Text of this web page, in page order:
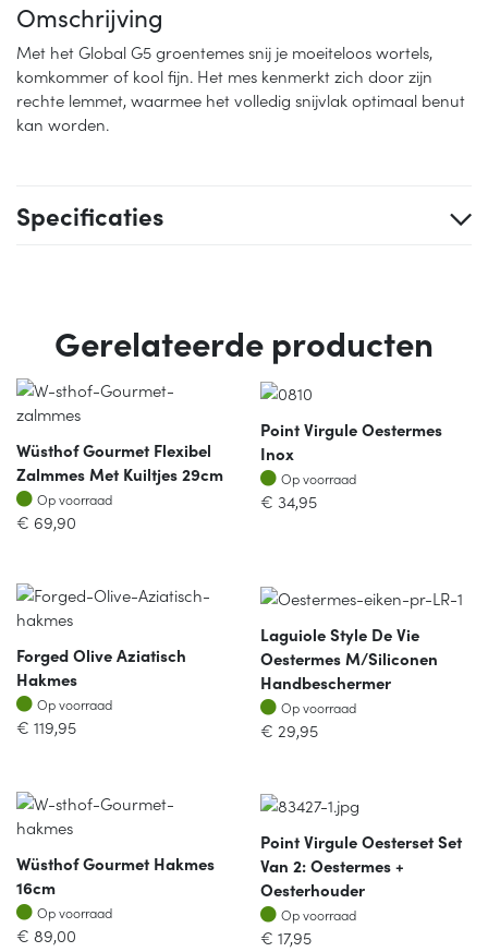
Omschrijving
Met het Global G5 groentemes snij je moeiteloos wortels,
komkommer of kool fijn. Het mes kenmerkt zich door zijn
rechte lemmet, waarmee het volledig snijvlak optimaal benut
kan worden.
Specificaties
Gerelateerde producten
Wüsthof Gourmet Flexibel
Zalmmes Met Kuiltjes 29cm
Op voorraad
Op voorraad
€ 69,90
Point Virgule Oestermes
Inox
Op voorraad
Op voorraad
€ 34,95
Forged Olive Aziatisch
Hakmes
Op voorraad
Op voorraad
€ 119,95
Laguiole Style De Vie
Oestermes M/siliconen
Handbeschermer
Op voorraad
Op voorraad
€ 29,95
Wüsthof Gourmet Hakmes
16cm
Op voorraad
Op voorraad
€ 89,00
Point Virgule Oesterset Set
Van 2: Oestermes +
Oesterhouder
Op voorraad
Op voorraad
€ 17,95